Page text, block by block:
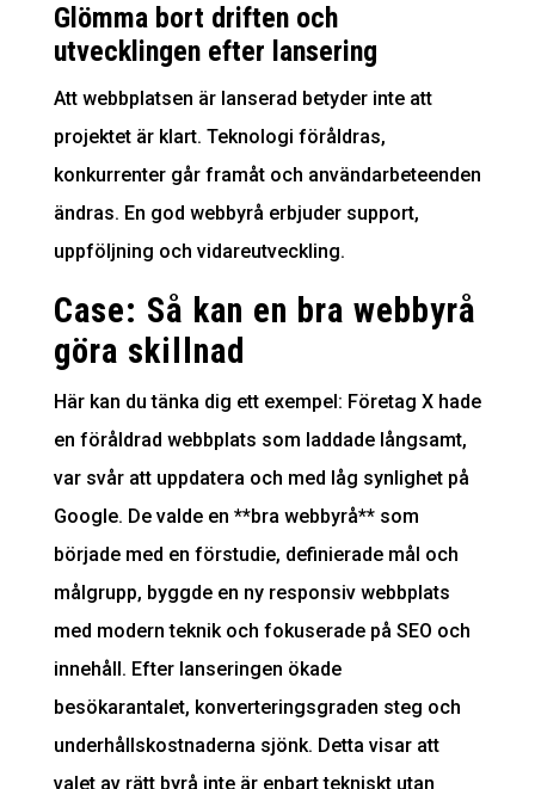
Glömma bort driften och
utvecklingen efter lansering
Att webbplatsen är lanserad betyder inte att
projektet är klart. Teknologi föråldras,
konkurrenter går framåt och användarbeteenden
ändras. En god webbyrå erbjuder support,
uppföljning och vidareutveckling.
Case: Så kan en bra webbyrå
göra skillnad
Här kan du tänka dig ett exempel: Företag X hade
en föråldrad webbplats som laddade långsamt,
var svår att uppdatera och med låg synlighet på
Google. De valde en **bra webbyrå** som
började med en förstudie, definierade mål och
målgrupp, byggde en ny responsiv webbplats
med modern teknik och fokuserade på SEO och
innehåll. Efter lanseringen ökade
besökarantalet, konverteringsgraden steg och
underhållskostnaderna sjönk. Detta visar att
valet av rätt byrå inte är enbart tekniskt utan